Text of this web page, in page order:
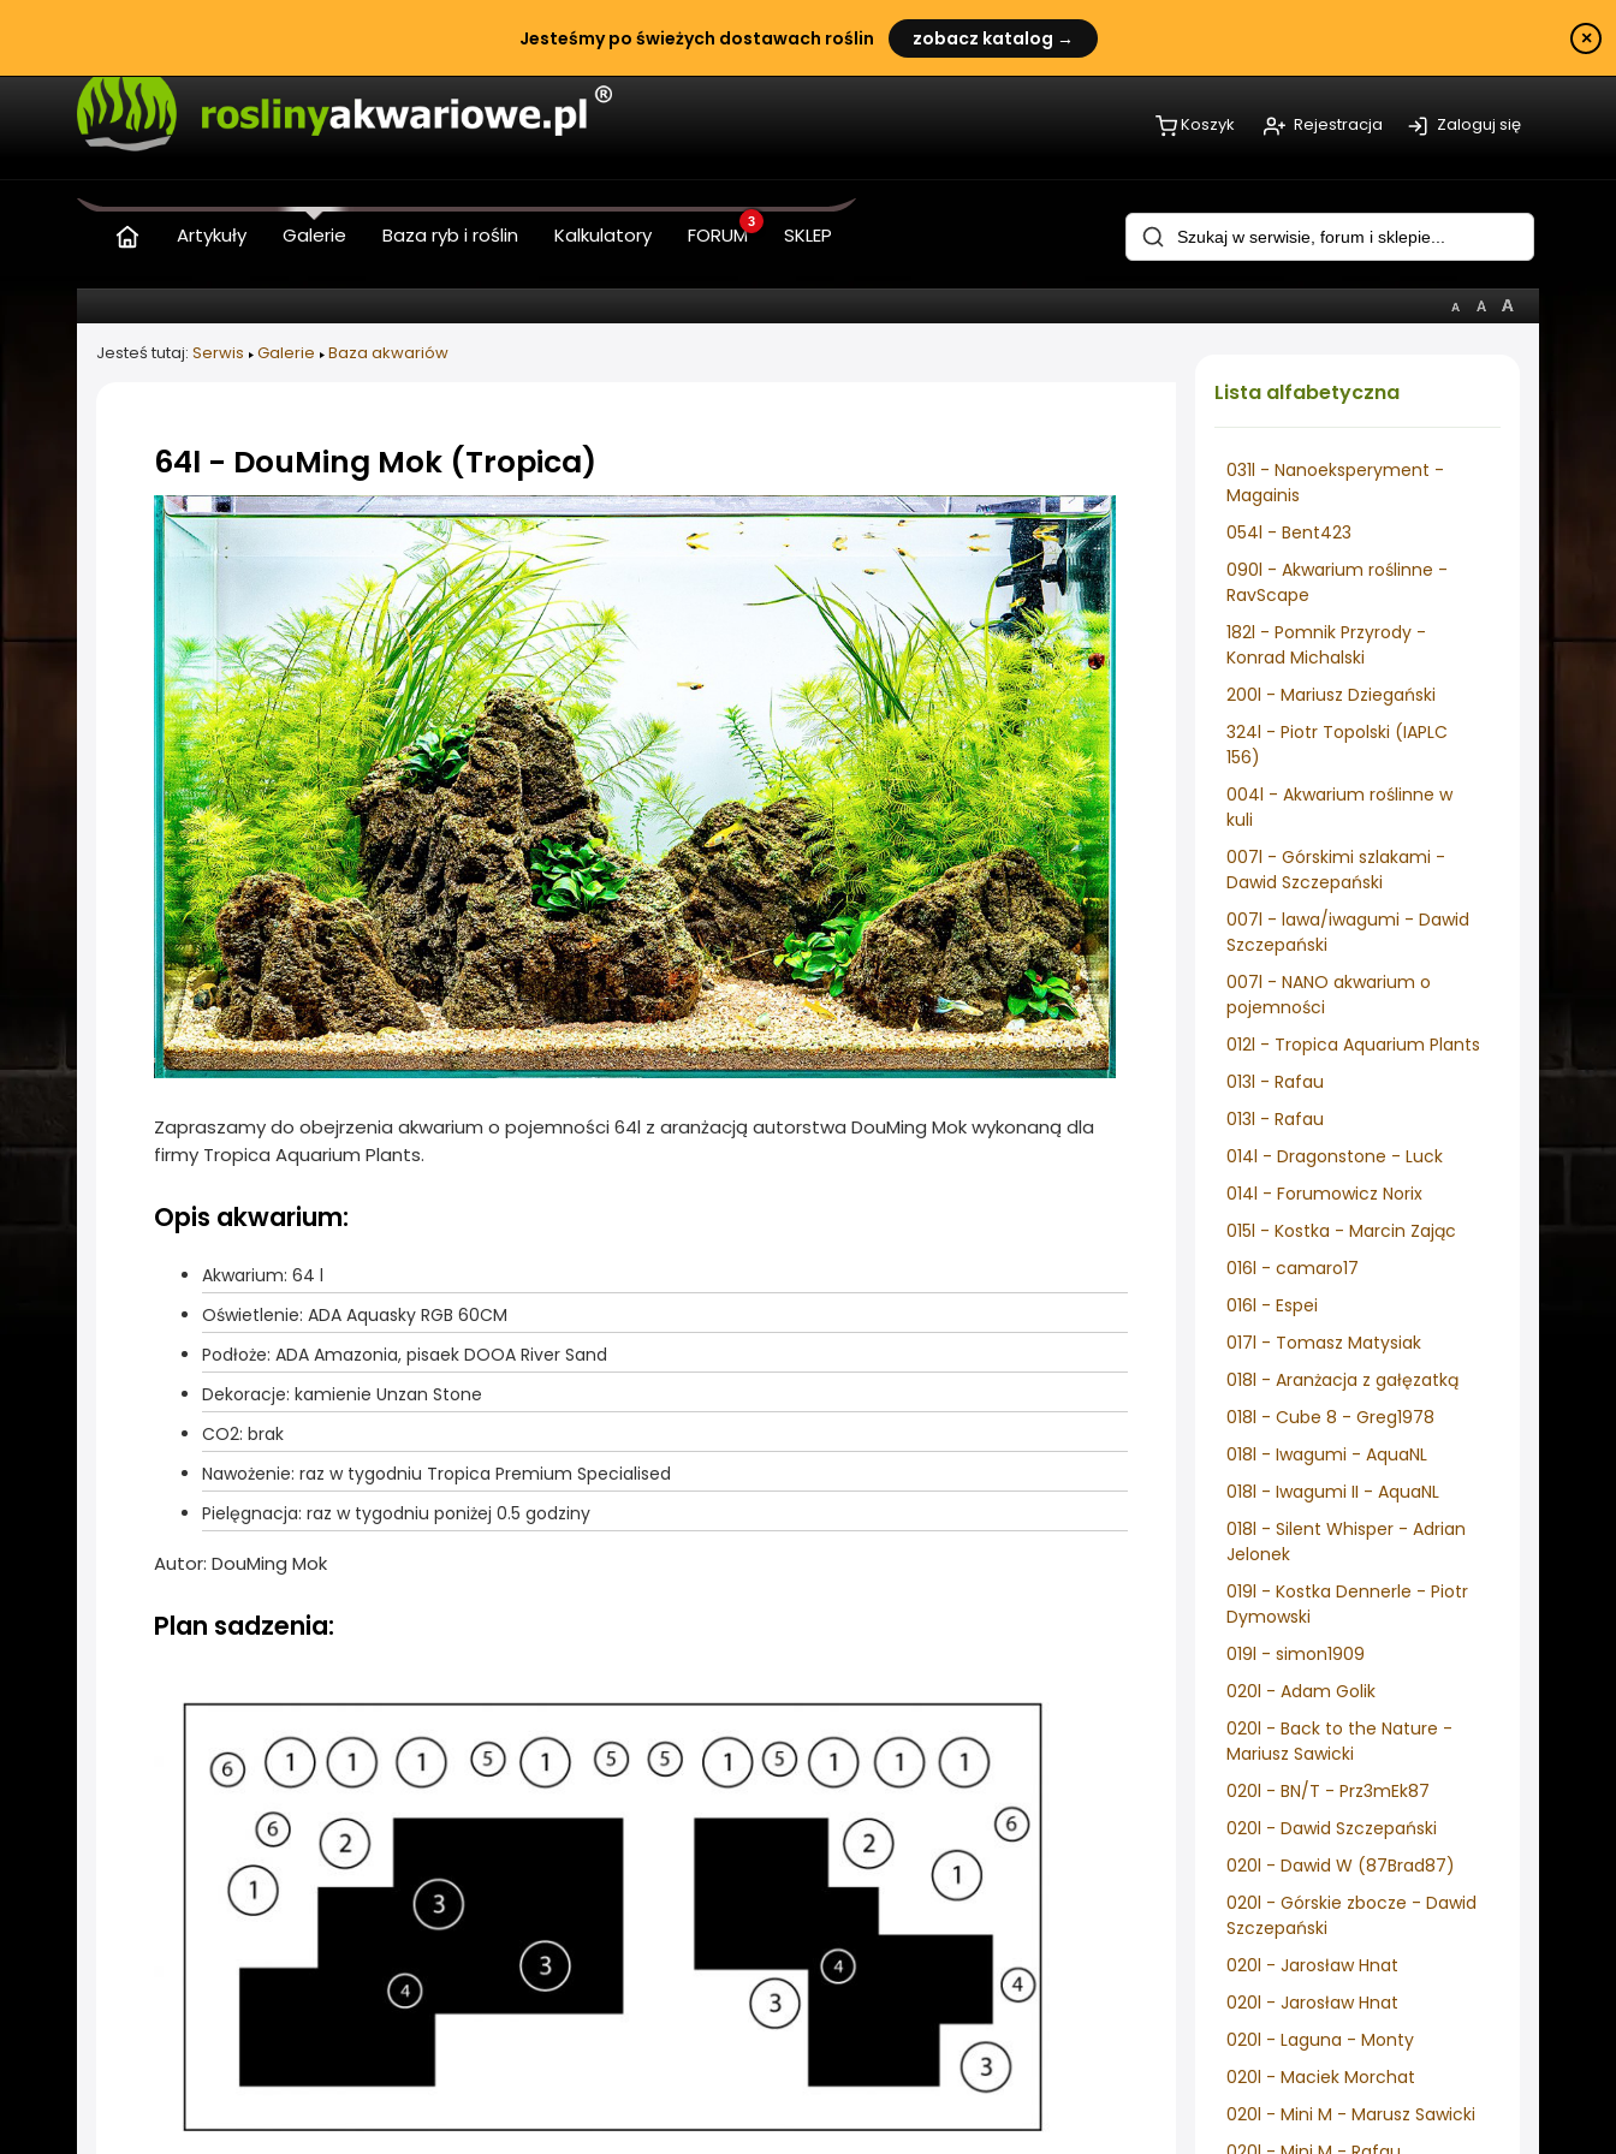
Jesteśmy po świeżych dostawach roślin zobacz katalog → ×
Koszyk Rejestracja Zaloguj się
Artykuły Galerie Baza ryb i roślin Kalkulatory FORUM
3
SKLEP
Lista alfabetyczna
031l - Nanoeksperyment -
Magainis
054l - Bent423
090l - Akwarium roślinne -
RavScape
182l - Pomnik Przyrody -
Konrad Michalski
200l - Mariusz Dziegański
324l - Piotr Topolski (IAPLC
156)
004l - Akwarium roślinne w
kuli
007l - Górskimi szlakami -
Dawid Szczepański
007l - lawa/iwagumi - Dawid
Szczepański
007l - NANO akwarium o
pojemności
012l - Tropica Aquarium Plants
013l - Rafau
013l - Rafau
014l - Dragonstone - Luck
014l - Forumowicz Norix
015l - Kostka - Marcin Zając
016l - camaro17
016l - Espei
017l - Tomasz Matysiak
018l - Aranżacja z gałęzatką
018l - Cube 8 - Greg1978
018l - Iwagumi - AquaNL
018l - Iwagumi II - AquaNL
018l - Silent Whisper - Adrian
Jelonek
019l - Kostka Dennerle - Piotr
Dymowski
019l - simon1909
020l - Adam Golik
020l - Back to the Nature -
Mariusz Sawicki
020l - BN/T - Prz3mEk87
020l - Dawid Szczepański
020l - Dawid W (87Brad87)
020l - Górskie zbocze - Dawid
Szczepański
020l - Jarosław Hnat
020l - Jarosław Hnat
020l - Laguna - Monty
020l - Maciek Morchat
020l - Mini M - Marusz Sawicki
Jesteś tutaj: Serwis Galerie Baza akwariów
64l - DouMing Mok (Tropica)
Zapraszamy do obejrzenia akwarium o pojemności 64l z aranżacją autorstwa DouMing Mok wykonaną dla
firmy Tropica Aquarium Plants.
Opis akwarium:
Akwarium: 64 l
Oświetlenie: ADA Aquasky RGB 60CM
Podłoże: ADA Amazonia, pisaek DOOA River Sand
Dekoracje: kamienie Unzan Stone
CO2: brak
Nawożenie: raz w tygodniu Tropica Premium Specialised
Pielęgnacja: raz w tygodniu poniżej 0.5 godziny
Autor: DouMing Mok
Plan sadzenia: